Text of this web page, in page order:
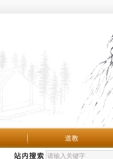
道教